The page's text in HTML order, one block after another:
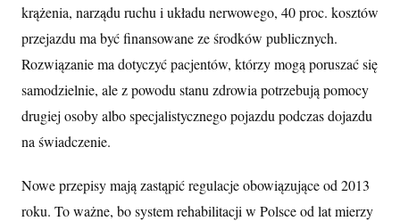
krążenia, narządu ruchu i układu nerwowego, 40 proc. kosztów
przejazdu ma być finansowane ze środków publicznych.
Rozwiązanie ma dotyczyć pacjentów, którzy mogą poruszać się
samodzielnie, ale z powodu stanu zdrowia potrzebują pomocy
drugiej osoby albo specjalistycznego pojazdu podczas dojazdu
na świadczenie.
Nowe przepisy mają zastąpić regulacje obowiązujące od 2013
roku. To ważne, bo system rehabilitacji w Polsce od lat mierzy